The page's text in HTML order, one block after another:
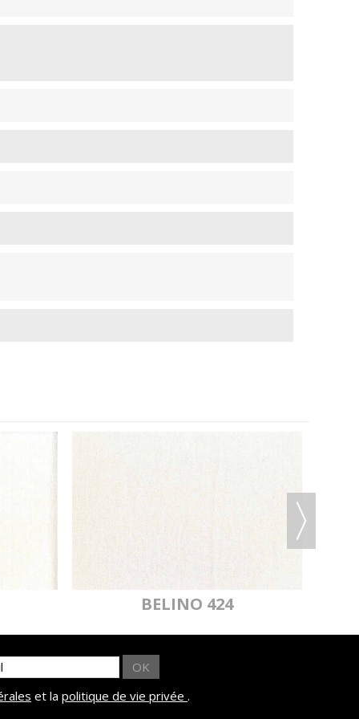
BELINO 424
OK
et la politique de vie privée .